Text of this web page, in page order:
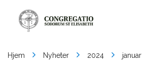
Hjem Nyheter 2024 januar